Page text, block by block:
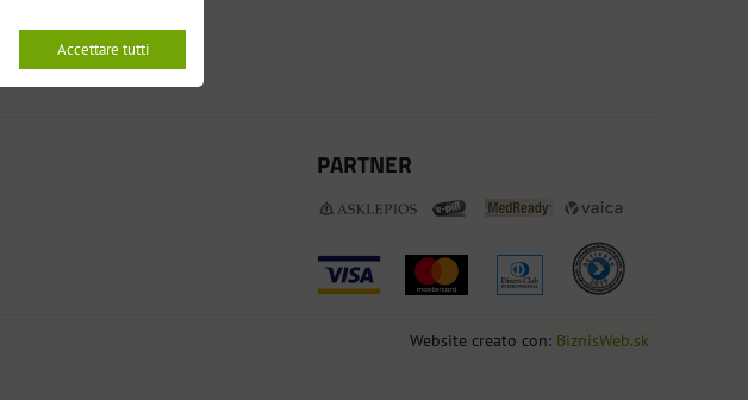
PARTNER
Website creato con: BiznisWeb.sk
Accettare tutti